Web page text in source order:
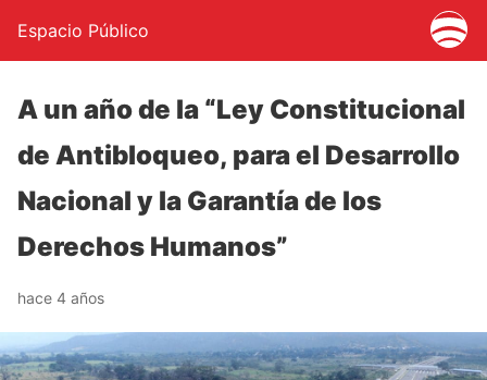
Espacio Público
A un año de la “Ley Constitucional
de Antibloqueo, para el Desarrollo
Nacional y la Garantía de los
Derechos Humanos”
hace 4 años